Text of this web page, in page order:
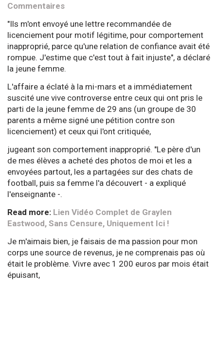
Commentaires
"Ils m'ont envoyé une lettre recommandée de
licenciement pour motif légitime, pour comportement
inapproprié, parce qu'une relation de confiance avait été
rompue. J'estime que c'est tout à fait injuste", a déclaré
la jeune femme.
L'affaire a éclaté à la mi-mars et a immédiatement
suscité une vive controverse entre ceux qui ont pris le
parti de la jeune femme de 29 ans (un groupe de 30
parents a même signé une pétition contre son
licenciement) et ceux qui l'ont critiquée,
jugeant son comportement inapproprié. "Le père d'un
de mes élèves a acheté des photos de moi et les a
envoyées partout, les a partagées sur des chats de
football, puis sa femme l'a découvert - a expliqué
l'enseignante -.
Read more: Lien Vidéo Complet de Graylen
Eastwood, Sans Censure, Uniquement Ici !
Je m'aimais bien, je faisais de ma passion pour mon
corps une source de revenus, je ne comprenais pas où
était le problème. Vivre avec 1 200 euros par mois était
épuisant,